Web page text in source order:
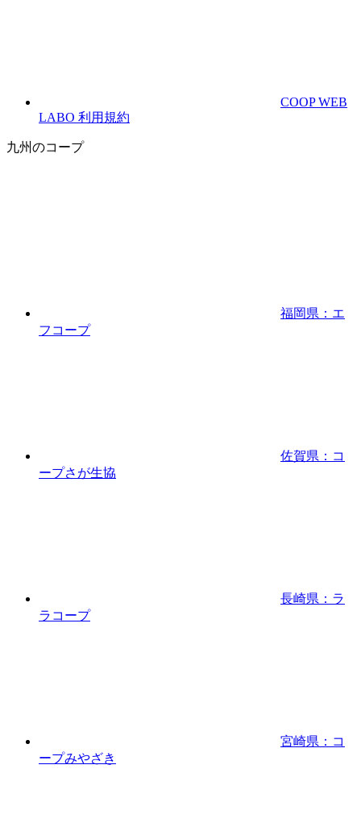
COOP WEB
LABO 利用規約
九州のコープ
福岡県：エ
フコープ
佐賀県：コ
ープさが生協
長崎県：ラ
ラコープ
宮崎県：コ
ープみやざき